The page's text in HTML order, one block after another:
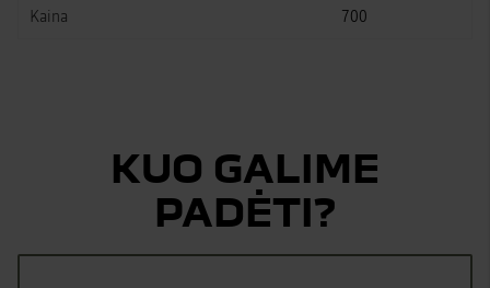
700
KUO GALIME
PADĖTI?